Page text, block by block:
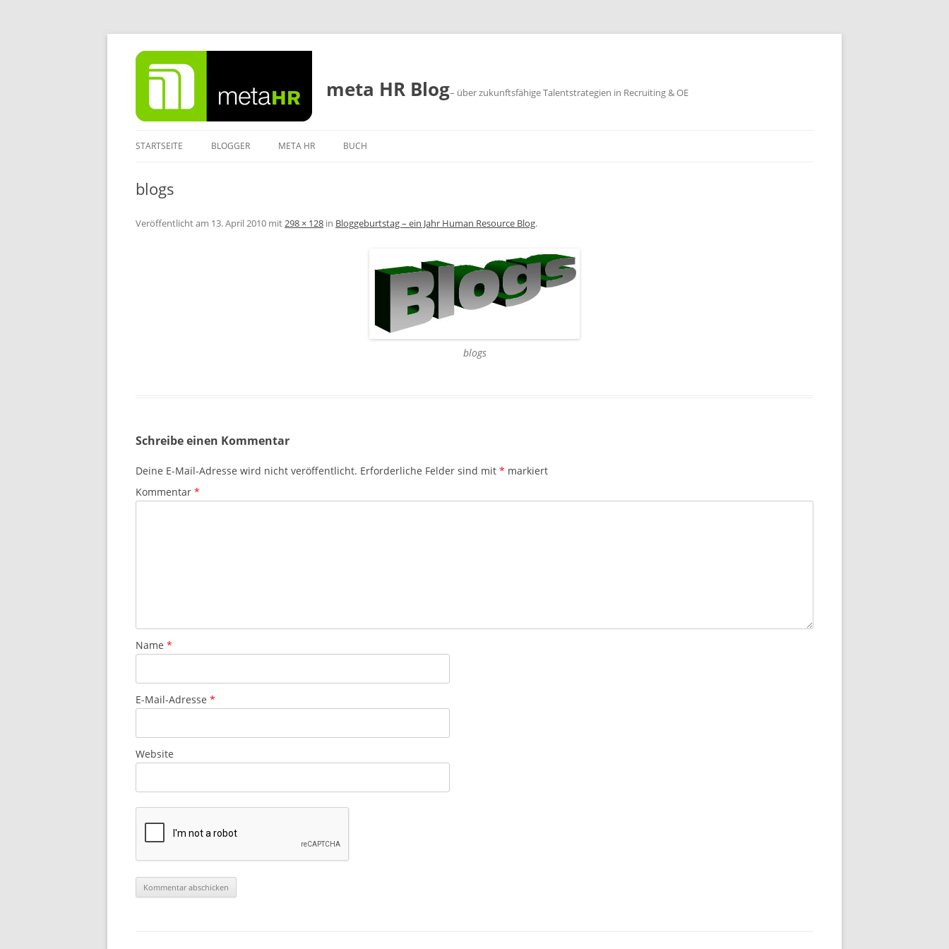
Zum
Inhalt
springen
meta HR Blog– über zukunftsfähige Talentstrategien in Recruiting & OE
STARTSEITE BLOGGER META HR BUCH
blogs
Veröffentlicht am 13. April 2010 mit298 × 128 in Bloggeburtstag – ein Jahr Human Resource Blog.
blogs
Schreibe einen Kommentar
Deine E-Mail-Adresse wird nicht veröffentlicht. Erforderliche Felder sind mit * markiert
Kommentar *
Name *
E-Mail-Adresse *
Website